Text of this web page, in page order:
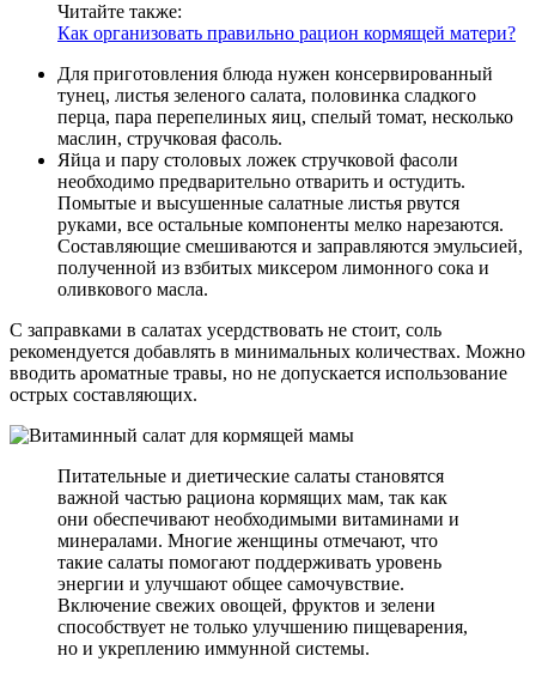
Читайте также:
Как организовать правильно рацион кормящей матери?
Для приготовления блюда нужен консервированный
тунец, листья зеленого салата, половинка сладкого
перца, пара перепелиных яиц, спелый томат, несколько
маслин, стручковая фасоль.
Яйца и пару столовых ложек стручковой фасоли
необходимо предварительно отварить и остудить.
Помытые и высушенные салатные листья рвутся
руками, все остальные компоненты мелко нарезаются.
Составляющие смешиваются и заправляются эмульсией,
полученной из взбитых миксером лимонного сока и
оливкового масла.
С заправками в салатах усердствовать не стоит, соль
рекомендуется добавлять в минимальных количествах. Можно
вводить ароматные травы, но не допускается использование
острых составляющих.
Питательные и диетические салаты становятся
важной частью рациона кормящих мам, так как
они обеспечивают необходимыми витаминами и
минералами. Многие женщины отмечают, что
такие салаты помогают поддерживать уровень
энергии и улучшают общее самочувствие.
Включение свежих овощей, фруктов и зелени
способствует не только улучшению пищеварения,
но и укреплению иммунной системы.